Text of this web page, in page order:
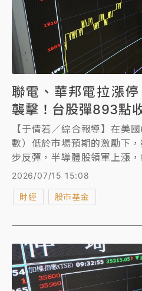
聯電、華邦電拉漲
襲擊！台股彈893點
【于倩若／綜合報導】在美
數）低於市場預期的激勵下
步反彈，半導體股領軍上漲
電ADR收盤小跌0.28%。SK
2026/07/15 15:08
財經 股市基金